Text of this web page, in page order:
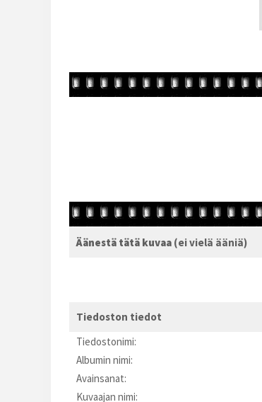
Äänestä tätä kuvaa (ei vielä ääniä)
Tiedoston tiedot
Tiedostonimi:
Albumin nimi:
Avainsanat:
Kuvaajan nimi: